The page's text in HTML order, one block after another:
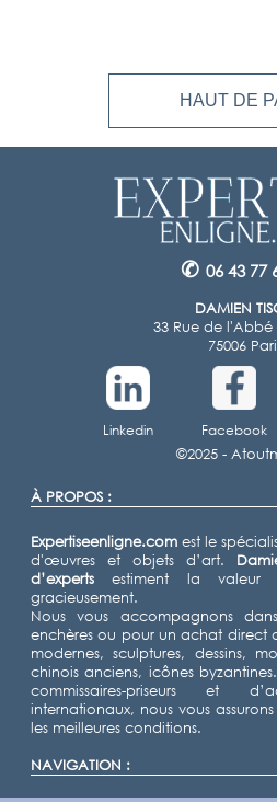
HAUT
✆ 06 43 77
DAMIEN
33 Rue de l'Abbé
75006
Linkedin Facebook
©2025 -
À PROPOS :
Expertiseenligne.com est le
d'œuvres et objets d’art.
d’experts estiment la valeur
gracieusement.
Nous vous accompagnons
enchères ou pour un achat direct
modernes, sculptures, dessins,
chinois anciens, icônes
commissaires-priseurs et
internationaux, nous vous
les meilleures conditions.
NAVIGATION :